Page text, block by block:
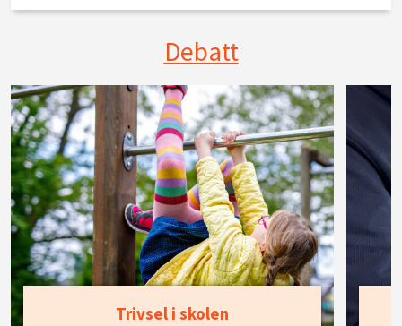
Debatt
Trivsel i skolen